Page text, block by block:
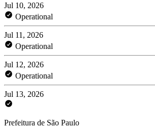
Jul 10, 2026
Operational
Jul 11, 2026
Operational
Jul 12, 2026
Operational
Jul 13, 2026
Prefeitura de São Paulo